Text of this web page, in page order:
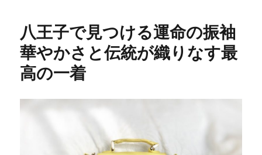
八王子で見つける運命の振袖
華やかさと伝統が織りなす最
高の一着